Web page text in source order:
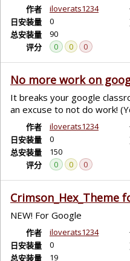
作者
iloverats1234
日安装量
0
总安装量
90
评分
0 0 0
No more work on
It breaks your google
an excuse to not do work!
作者
iloverats1234
日安装量
0
总安装量
150
评分
0 0 0
Crimson_Hex_Theme
NEW! For Google
作者
iloverats1234
日安装量
0
总安装量
19